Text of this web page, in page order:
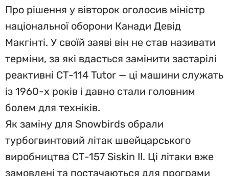
Про рішення у вівторок оголосив міністр
національної оборони Канади Девід
Макгінті. У своїй заяві він не став називати
терміни, за які вдасться замінити застарілі
реактивні CT-114 Tutor — ці машини служать
із 1960-х років і давно стали головним
болем для техніків.
Як заміну для Snowbirds обрали
турбогвинтовий літак швейцарського
виробництва CT-157 Siskin II. Ці літаки вже
замовлені та постачаються для програми